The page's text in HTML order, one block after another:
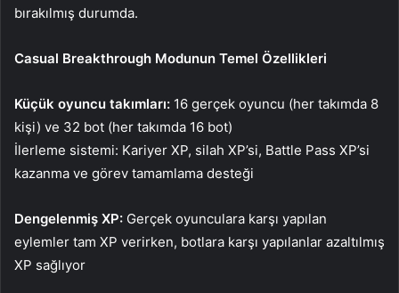
bırakılmış durumda.
Casual Breakthrough Modunun Temel Özellikleri
Küçük oyuncu takımları: 16 gerçek oyuncu (her takımda 8
kişi) ve 32 bot (her takımda 16 bot)
İlerleme sistemi: Kariyer XP, silah XP’si, Battle Pass XP’si
kazanma ve görev tamamlama desteği
Dengelenmiş XP: Gerçek oyunculara karşı yapılan
eylemler tam XP verirken, botlara karşı yapılanlar azaltılmış
XP sağlıyor